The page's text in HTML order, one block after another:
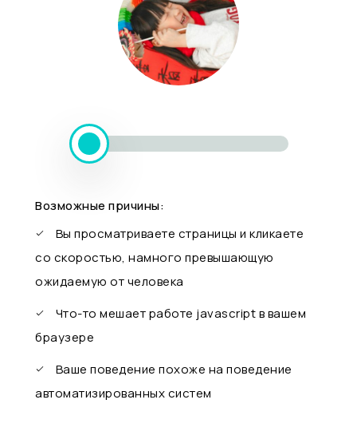
Возможные причины:
Вы просматриваете страницы и кликаете
со скоростью, намного превышающую
ожидаемую от человека
Что-то мешает работе javascript в вашем
браузере
Ваше поведение похоже на поведение
автоматизированных систем